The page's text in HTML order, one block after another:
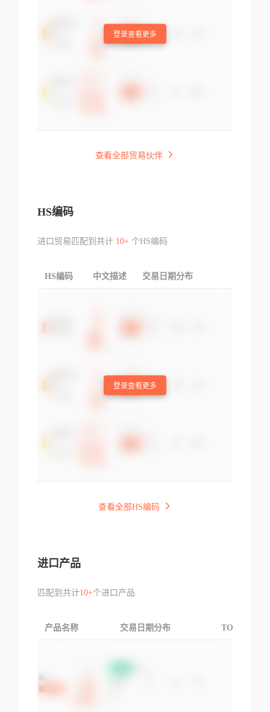
登录查看更多
查看全部贸易伙伴
HS编码
进口贸易匹配到共计 10+个HS编码
HS编码 中文描述 交易日期分布
登录查看更多
查看全部HS编码
进口产品
匹配到共计10+个进口产品
产品名称 交易日期分布 TOP3交易国